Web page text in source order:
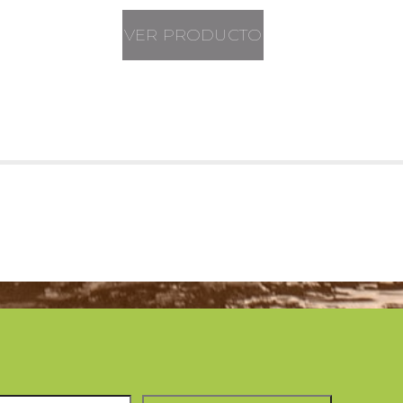
VER PRODUCTO